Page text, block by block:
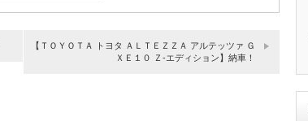
【ＴＯＹＯＴＡ トヨタ ＡＬＴＥＺＺＡ アルテッツァ Ｇ
ＸＥ１０ Ｚ‐エディション】納車！